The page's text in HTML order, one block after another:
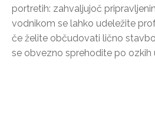
portretih: zahvaljujoč
vodnikom se lahko udeležite
če želite občudovati lično
se obvezno sprehodite po ozkih